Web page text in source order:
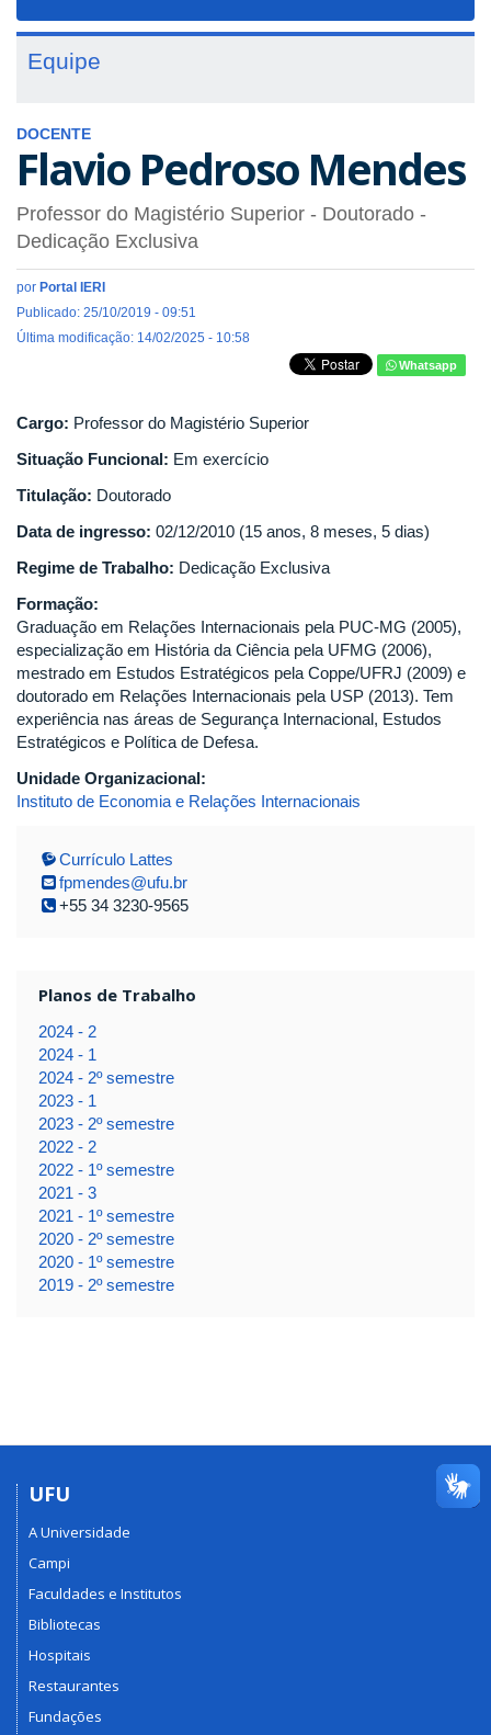
Equipe
DOCENTE
Flavio Pedroso Mendes
Professor do Magistério Superior - Doutorado -
Dedicação Exclusiva
por Portal IERI
Publicado: 25/10/2019 - 09:51
Última modificação: 14/02/2025 - 10:58
Whatsapp
Cargo: Professor do Magistério Superior
Situação Funcional: Em exercício
Titulação: Doutorado
Data de ingresso: 02/12/2010 (15 anos, 8 meses, 5 dias)
Regime de Trabalho: Dedicação Exclusiva
Formação:
Graduação em Relações Internacionais pela PUC-MG (2005),
especialização em História da Ciência pela UFMG (2006),
mestrado em Estudos Estratégicos pela Coppe/UFRJ (2009) e
doutorado em Relações Internacionais pela USP (2013). Tem
experiência nas áreas de Segurança Internacional, Estudos
Estratégicos e Política de Defesa.
Unidade Organizacional:
Instituto de Economia e Relações Internacionais
Currículo Lattes
fpmendes@ufu.br
+55 34 3230-9565
Planos de Trabalho
2024 - 2
2024 - 1
2024 - 2º semestre
2023 - 1
2023 - 2º semestre
2022 - 2
2022 - 1º semestre
2021 - 3
2021 - 1º semestre
2020 - 2º semestre
2020 - 1º semestre
2019 - 2º semestre
UFU
A Universidade
Campi
Faculdades e Institutos
Bibliotecas
Hospitais
Restaurantes
Fundações